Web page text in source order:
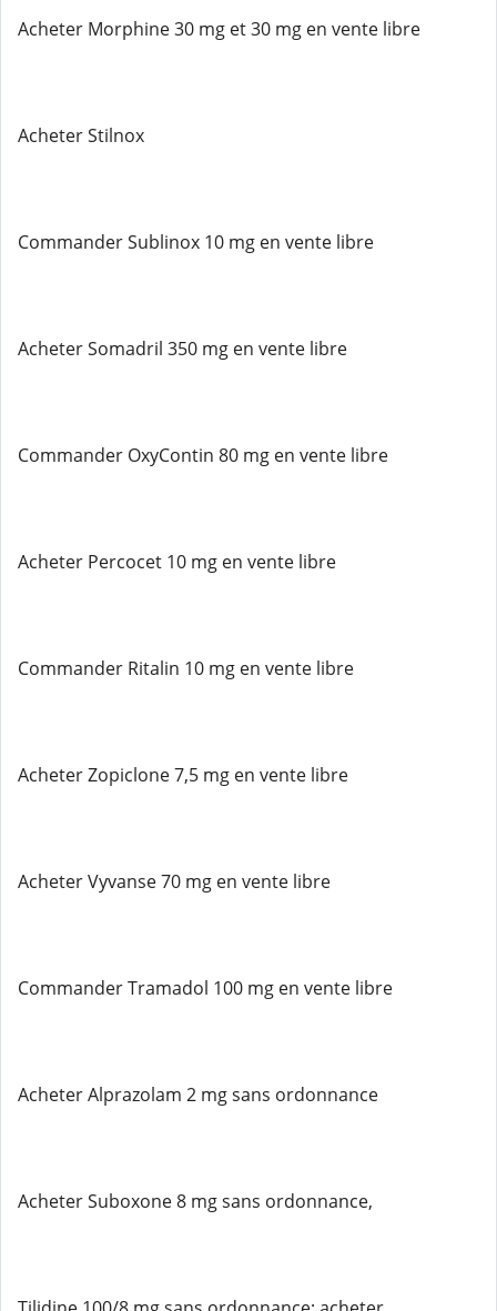
Acheter Morphine 30 mg et 30 mg en vente libre
Acheter Stilnox
Commander Sublinox 10 mg en vente libre
Acheter Somadril 350 mg en vente libre
Commander OxyContin 80 mg en vente libre
Acheter Percocet 10 mg en vente libre
Commander Ritalin 10 mg en vente libre
Acheter Zopiclone 7,5 mg en vente libre
Acheter Vyvanse 70 mg en vente libre
Commander Tramadol 100 mg en vente libre
Acheter Alprazolam 2 mg sans ordonnance
Acheter Suboxone 8 mg sans ordonnance,